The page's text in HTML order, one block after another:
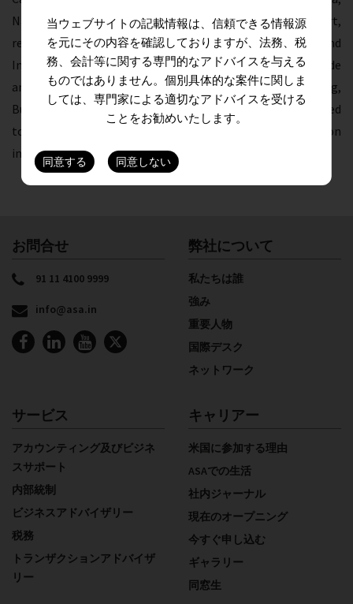
National Head – Accounting and Business and Support,
received the certificate from Leo Bremanis, Trade and
Investment Commissioner in India at the Australian Trade
and Investment Commission (Austrade) and Preeti Dang,
Business Head, CPA Australia. ASA remains firmly committed
to employee’s professional development and value addition
in our client delivery.
お問合せ
91 11 4100 9999
info@asa.in
弊社について
私たちは誰
強み
重要人物
国際デスク
ネットワーク
サービス
アカウンティング及びビジネ
スサポート
内部統制
ビジネスアドバイザリー
税務
トランザクションアドバイザ
リー
キャリアー
米国に参加する理由
ASAでの生活
社内ジャーナル
現在のオープニング
今すぐ申し込む
ギャラリー
同窓生
当ウェブサイトの記載情報は、信頼できる情報源
を元にその内容を確認しておりますが、法務、税
務、会計等に関する専門的なアドバイスを与える
ものではありません。個別具体的な案件に関しま
しては、専門家による適切なアドバイスを受ける
ことをお勧めいたします。